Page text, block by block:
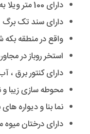
دارای 100 متر ویلا به صورت یک خوابه
دارای سند تک برگ
واقع در منطقه بکه
استخر روباز در
دارای کنتور برق ،
محوطه سازی زیبا و
نما بنا و دیواره
دارای درختان میوه